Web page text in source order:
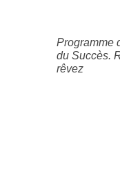
Programme
du Succès.
rêvez